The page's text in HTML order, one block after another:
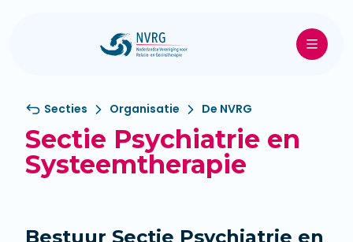
Secties Organisatie De NVRG
Sectie Psychiatrie en
Systeemtherapie
Bestuur Sectie Psychiatrie en